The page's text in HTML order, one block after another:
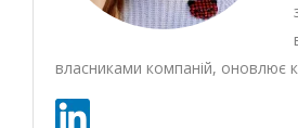
власниками компаній, оновлює